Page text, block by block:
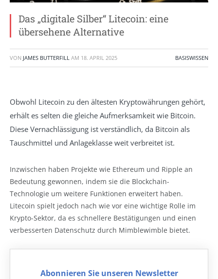
Das „digitale Silber“ Litecoin: eine
übersehene Alternative
VON JAMES BUTTERFILL AM 18. APRIL 2025 BASISWISSEN
Obwohl Litecoin zu den ältesten Kryptowährungen gehört,
erhält es selten die gleiche Aufmerksamkeit wie Bitcoin.
Diese Vernachlässigung ist verständlich, da Bitcoin als
Tauschmittel und Anlageklasse weit verbreitet ist.
Inzwischen haben Projekte wie Ethereum und Ripple an
Bedeutung gewonnen, indem sie die Blockchain-
Technologie um weitere Funktionen erweitert haben.
Litecoin spielt jedoch nach wie vor eine wichtige Rolle im
Krypto-Sektor, da es schnellere Bestätigungen und einen
verbesserten Datenschutz durch Mimblewimble bietet.
Abonnieren Sie unseren Newsletter